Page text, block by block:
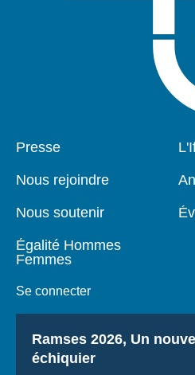
Pied
Presse
Nous rejoindre
Nous soutenir
Égalité Hommes
Femmes
Se connecter
Titre
Ramses 2026, Un
échiquier